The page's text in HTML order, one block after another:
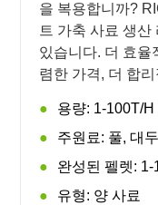
을 복용합니까?
트 가축 사료 생
있습니다. 더 효율
렴한 가격, 더 합
용량: 1-100T/H
주원료: 풀, 대
완성된 펠렛: 1-
유형: 양 사료